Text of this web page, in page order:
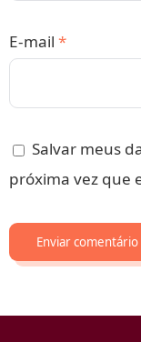
E-mail *
Salvar meus
próxima vez que